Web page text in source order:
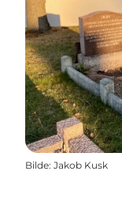
Bilde: Jakob Kusk